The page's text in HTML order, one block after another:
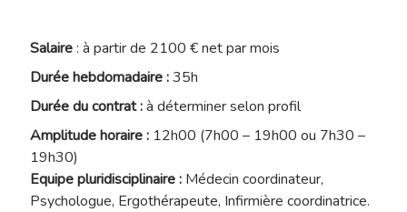
Salaire: à partir de 2100 € net par mois
Durée hebdomadaire :35h
Durée du contrat :à déterminer selon profil
Amplitude horaire : 12h00 (7h00 – 19h00 ou 7h30 –
19h30)
Equipe pluridisciplinaire : Médecin coordinateur,
Psychologue, Ergothérapeute, Infirmière coordinatrice.